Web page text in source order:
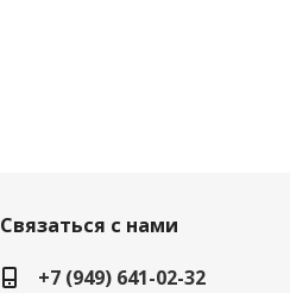
Связаться с нами
+7 (949) 641-02-32